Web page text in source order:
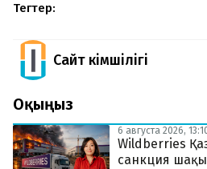
Тегтер:
Сайт Әкімшілігі
Оқыңыз
6 августа 2026,
Wildberries
санкция